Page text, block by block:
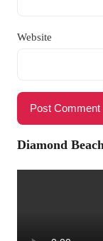
Website
Diamond